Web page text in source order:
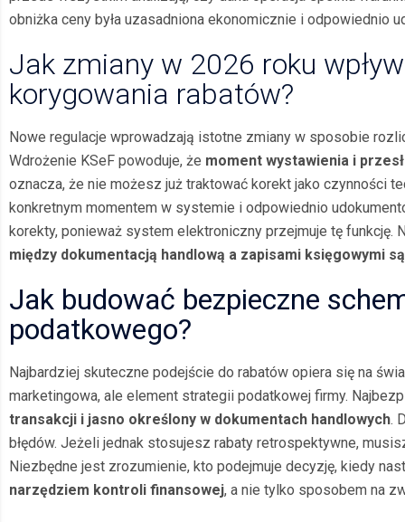
obniżka ceny była uzasadniona ekonomicznie i odpowiednio
Jak zmiany w 2026 roku
korygowania rabatów?
Nowe regulacje wprowadzają istotne zmiany w sposobie
Wdrożenie KSeF powoduje, że moment wystawienia i
oznacza, że nie możesz już traktować korekt jako czynności
konkretnym momentem w systemie i odpowiednio
korekty, ponieważ system elektroniczny przejmuje tę
między dokumentacją handlową a zapisami księgowymi
Jak budować bezpieczne
podatkowego?
Najbardziej skuteczne podejście do rabatów opiera się na
marketingowa, ale element strategii podatkowej firmy.
transakcji i jasno określony w dokumentach handlowych.
błędów. Jeżeli jednak stosujesz rabaty retrospektywne,
Niezbędne jest zrozumienie, kto podejmuje decyzję, kiedy
narzędziem kontroli finansowej, a nie tylko sposobem na